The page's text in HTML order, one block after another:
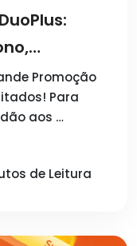
Grátis por
Promoção
Para
aos …
de Leitura